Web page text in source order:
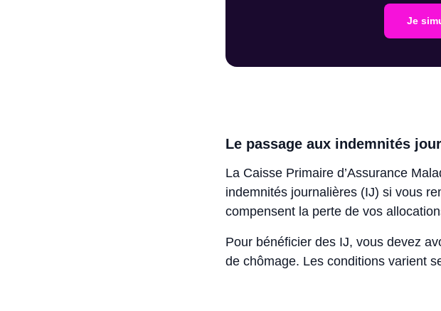
Je
Le passage aux indemnités
La Caisse Primaire d’Assurance
indemnités journalières (IJ) si vous
compensent la perte de vos
Pour bénéficier des IJ, vous devez
de chômage. Les conditions varient